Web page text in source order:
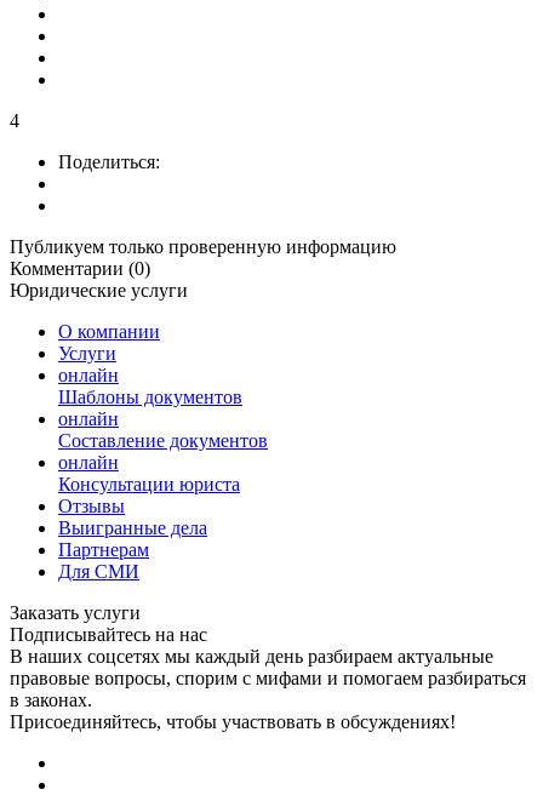
4
Поделиться:
Публикуем только проверенную информацию
Комментарии (0)
Юридические услуги
О компании
Услуги
онлайн
Шаблоны документов
онлайн
Составление документов
онлайн
Консультации юриста
Отзывы
Выигранные дела
Партнерам
Для СМИ
Заказать услуги
Подписывайтесь на нас
В наших соцсетях мы каждый день разбираем актуальные
правовые вопросы, спорим с мифами и помогаем разбираться
в законах.
Присоединяйтесь, чтобы участвовать в обсуждениях!